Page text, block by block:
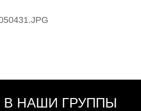
В НАШИ ГРУППЫ